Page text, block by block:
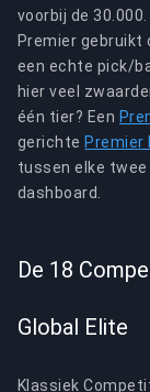
voorbij de
Premier gebruikt
een echte pick/
hier veel
één tier? Een
gerichte Premier
tussen elke
dashboard.
De 18
Global Elite
Klassiek